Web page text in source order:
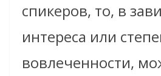
спикеров, то, в
интереса или
вовлеченности,